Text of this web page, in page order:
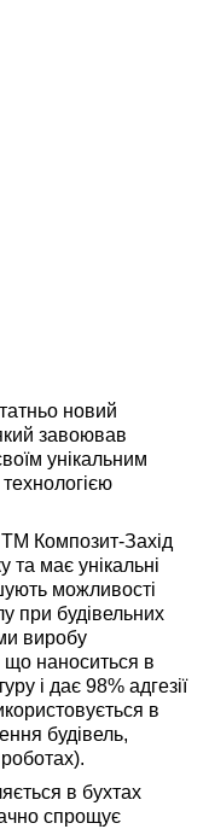
новий
завоював
унікальним
Композит-Захід
та має унікальні
можливості
при будівельних
виробу
що наноситься в
і дає 98% адгезії
в
будівель,
в бухтах
спрощує